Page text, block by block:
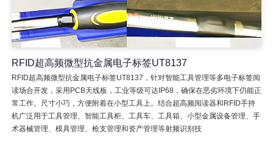
RFID超高频微型抗金属电子标签UT8137
RFID超高频微型抗金属电子标签UT8137，针对智能工具管理等多电子标签阅
读场合开发，采用PCB天线板，工业等级可达IP68，确保在恶劣环境下仍能正
常工作。尺寸小巧，方便附着在小型工具上。结合超高频阅读器和RFID手持
机广泛用于工具管理、智能工具柜、工具车、工具箱、小型金属设备管理、手
术器械管理、模具管理、枪支管理和资产管理等射频识别技